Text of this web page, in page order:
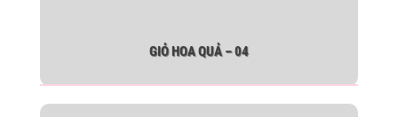
GIỎ HOA QUẢ – 04